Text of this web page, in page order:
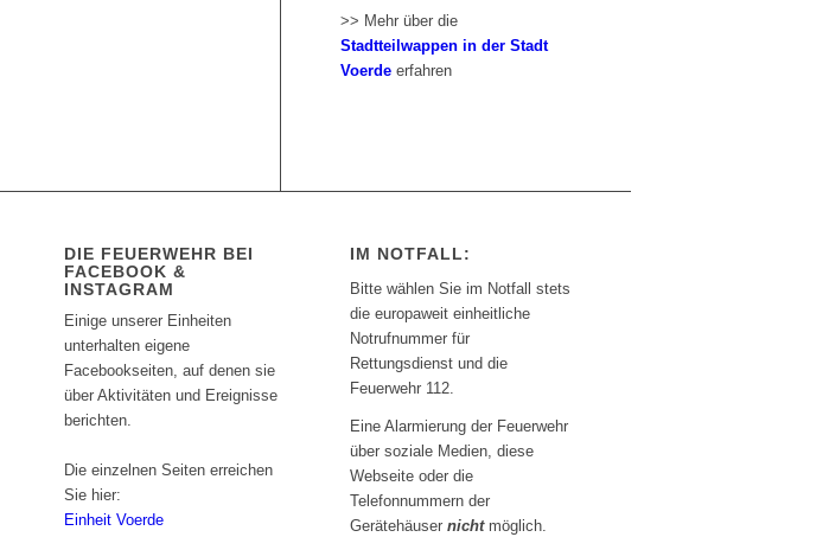
>> Mehr über die
Stadtteilwappen in der Stadt
Voerde erfahren
DIE FEUERWEHR BEI
FACEBOOK &
INSTAGRAM
Einige unserer Einheiten
unterhalten eigene
Facebookseiten, auf denen sie
über Aktivitäten und Ereignisse
berichten.
Die einzelnen Seiten erreichen
Sie hier:
Einheit Voerde
IM NOTFALL:
Bitte wählen Sie im Notfall stets
die europaweit einheitliche
Notrufnummer für
Rettungsdienst und die
Feuerwehr 112.
Eine Alarmierung der Feuerwehr
über soziale Medien, diese
Webseite oder die
Telefonnummern der
Gerätehäusernichtmöglich.